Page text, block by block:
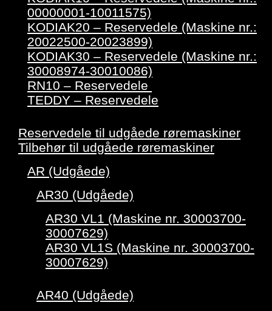
00000001-10011575)
KODIAK20 – Reservedele (Maskine nr.:
20022500-20023899)
KODIAK30 – Reservedele (Maskine nr.:
30008974-30010086)
RN10 – Reservedele
TEDDY – Reservedele
Reservedele til udgåede røremaskiner
Tilbehør til udgåede røremaskiner
AR (Udgåede)
AR30 (Udgåede)
AR30 VL1 (Maskine nr. 30003700-
30007629)
AR30 VL1S (Maskine nr. 30003700-
30007629)
AR40 (Udgåede)